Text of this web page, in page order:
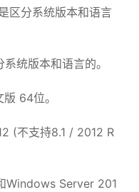
分系统版本和语言
统版本和语言的。
64位。
不支持8.1 / 2012 R
Server 201